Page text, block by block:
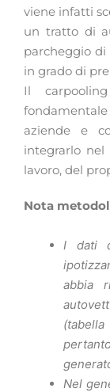
viene infatti
un tratto di
parcheggio di
in grado di
Il
aziende e
integrarlo nel
lavoro, del
Nota
I dati
abbia
Nel